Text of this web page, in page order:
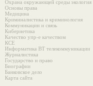
Охрана окружающей среды экология
Основы права
Медицина
Криминалистика и криминология
Коммуникации и связь
Кибернетика
Качество упр-е качеством
КСЕ
Информатика ВТ телекоммуникации
Журналистика
Государство и право
Биографии
Банковское дело
Карта сайта